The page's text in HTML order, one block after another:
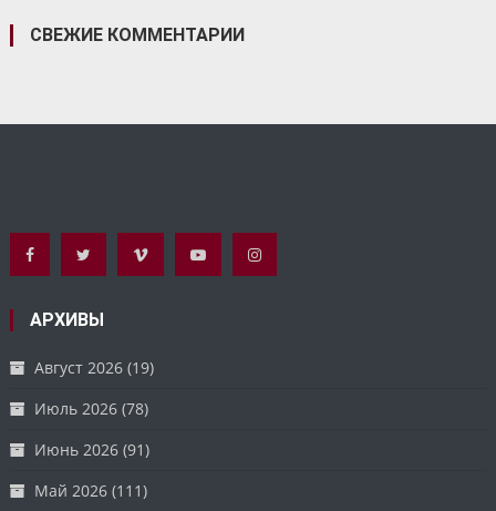
СВЕЖИЕ КОММЕНТАРИИ
АРХИВЫ
Август 2026 (19)
Июль 2026 (78)
Июнь 2026 (91)
Май 2026 (111)